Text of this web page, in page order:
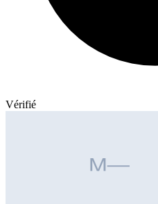
Vérifié